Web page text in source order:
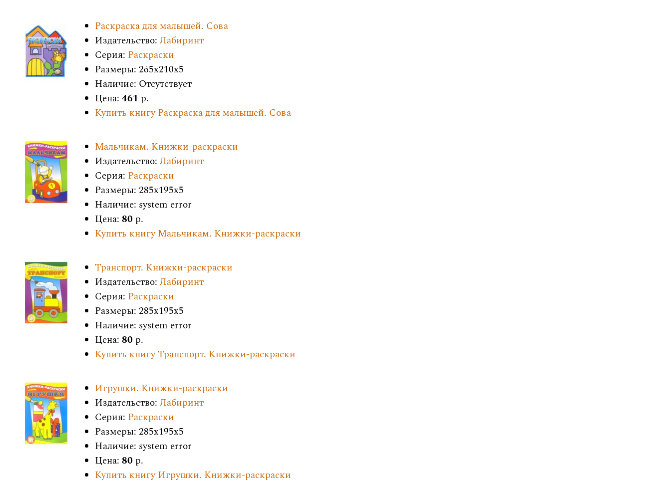
Раскраска для малышей. Сова
Издательство: Лабиринт
Серия: Раскраски
Размеры: 265x210x5
Наличие: Отсутствует
Цена: 461 р.
Купить книгу Раскраска для малышей. Сова
Мальчикам. Книжки-раскраски
Издательство: Лабиринт
Серия: Раскраски
Размеры: 285x195x5
Наличие: system error
Цена: 80 р.
Купить книгу Мальчикам. Книжки-раскраски
Транспорт. Книжки-раскраски
Издательство: Лабиринт
Серия: Раскраски
Размеры: 285x195x5
Наличие: system error
Цена: 80 р.
Купить книгу Транспорт. Книжки-раскраски
Игрушки. Книжки-раскраски
Издательство: Лабиринт
Серия: Раскраски
Размеры: 285x195x5
Наличие: system error
Цена: 80 р.
Купить книгу Игрушки. Книжки-раскраски